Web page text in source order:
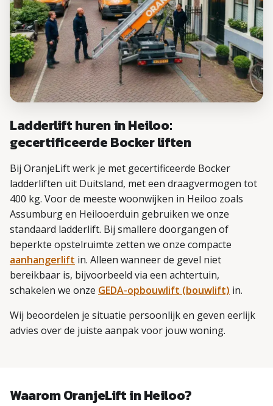
Ladderlift huren in Heiloo:
gecertificeerde Bocker liften
Bij OranjeLift werk je met gecertificeerde Bocker
ladderliften uit Duitsland, met een draagvermogen tot
400 kg. Voor de meeste woonwijken in Heiloo zoals
Assumburg en Heilooerduin gebruiken we onze
standaard ladderlift. Bij smallere doorgangen of
beperkte opstelruimte zetten we onze compacte
aanhangerlift in. Alleen wanneer de gevel niet
bereikbaar is, bijvoorbeeld via een achtertuin,
schakelen we onze GEDA-opbouwlift (bouwlift) in.
Wij beoordelen je situatie persoonlijk en geven eerlijk
advies over de juiste aanpak voor jouw woning.
Waarom OranjeLift in Heiloo?